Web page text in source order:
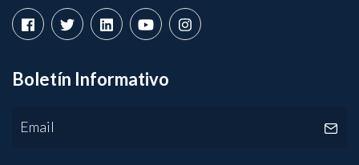
Boletín Informativo